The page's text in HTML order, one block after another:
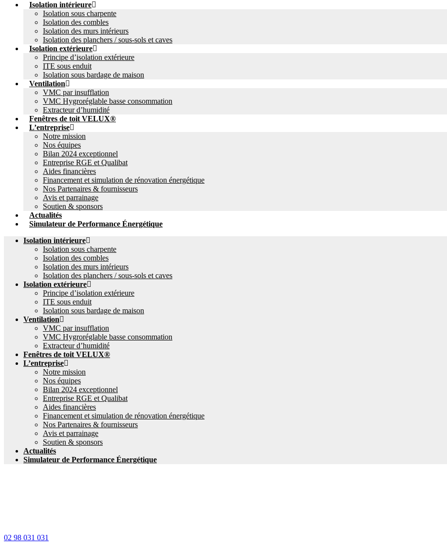
Isolation intérieure
Isolation sous charpente
Isolation des combles
Isolation des murs intérieurs
Isolation des planchers / sous-sols et caves
Isolation extérieure
Principe d’isolation extérieure
ITE sous enduit
Isolation sous bardage de maison
Ventilation
VMC par insufflation
VMC Hygroréglable basse consommation
Extracteur d’humidité
Fenêtres de toit VELUX®
L’entreprise
Notre mission
Nos équipes
Bilan 2024 exceptionnel
Entreprise RGE et Qualibat
Aides financières
Financement et simulation de rénovation énergétique
Nos Partenaires & fournisseurs
Avis et parrainage
Soutien & sponsors
Actualités
Simulateur de Performance Énergétique
Isolation intérieure
Isolation sous charpente
Isolation des combles
Isolation des murs intérieurs
Isolation des planchers / sous-sols et caves
Isolation extérieure
Principe d’isolation extérieure
ITE sous enduit
Isolation sous bardage de maison
Ventilation
VMC par insufflation
VMC Hygroréglable basse consommation
Extracteur d’humidité
Fenêtres de toit VELUX®
L’entreprise
Notre mission
Nos équipes
Bilan 2024 exceptionnel
Entreprise RGE et Qualibat
Aides financières
Financement et simulation de rénovation énergétique
Nos Partenaires & fournisseurs
Avis et parrainage
Soutien & sponsors
Actualités
Simulateur de Performance Énergétique
02 98 031 031